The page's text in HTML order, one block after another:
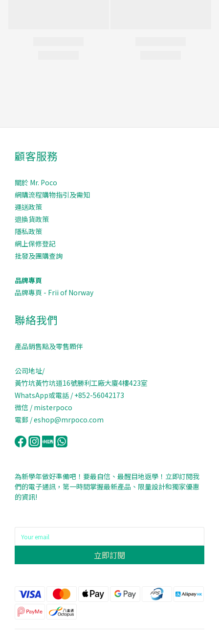
顧客服務
關於 Mr. Poco
網購流程購物指引及需知
運送政策
退換貨政策
隱私政策
網上保修登記
批發及團購查詢
品牌專頁
品牌專頁 - Frii of Norway
聯絡我們
產品銷售點及零售顆伴
公司地址/
黃竹坑黃竹坑道16號勝利工廠大廈4樓423室
WhatsApp或電話 / +852-56042173
微信 / misterpoco
電郵 / eshop@mrpoco.com
為新學年做好準備吧！要最自信、最醒目地返學！立即訂閱我
們的電子通訊，第一時間掌握最新產品、限量設計和獨家優惠
的資訊!
立即訂閱